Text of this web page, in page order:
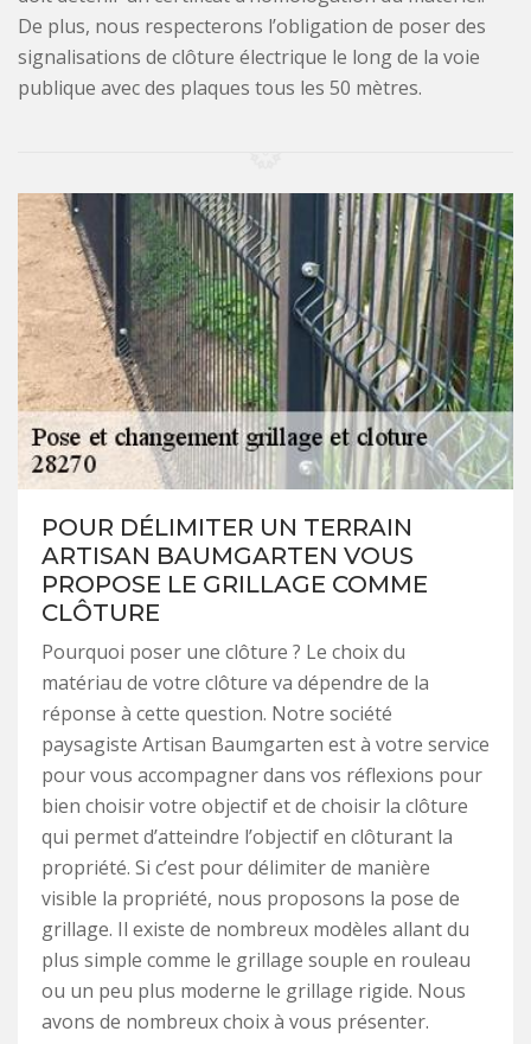
De plus, nous respecterons l’obligation de poser des
signalisations de clôture électrique le long de la voie
publique avec des plaques tous les 50 mètres.
POUR DÉLIMITER UN TERRAIN
ARTISAN BAUMGARTEN VOUS
PROPOSE LE GRILLAGE COMME
CLÔTURE
Pourquoi poser une clôture ? Le choix du
matériau de votre clôture va dépendre de la
réponse à cette question. Notre société
paysagiste Artisan Baumgarten est à votre service
pour vous accompagner dans vos réflexions pour
bien choisir votre objectif et de choisir la clôture
qui permet d’atteindre l’objectif en clôturant la
propriété. Si c’est pour délimiter de manière
visible la propriété, nous proposons la pose de
grillage. Il existe de nombreux modèles allant du
plus simple comme le grillage souple en rouleau
ou un peu plus moderne le grillage rigide. Nous
avons de nombreux choix à vous présenter.